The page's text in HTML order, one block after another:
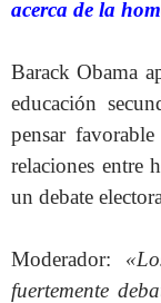
acerca de la
Barack Obama
educación
pensar
relaciones entre
un debate
Moderador:
fuertemente